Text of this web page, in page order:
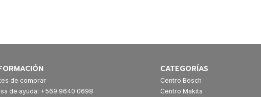
de comprar
de ayuda: +569 9640 0698
CATEGORÍAS
Centro Bosch
Centro Makita